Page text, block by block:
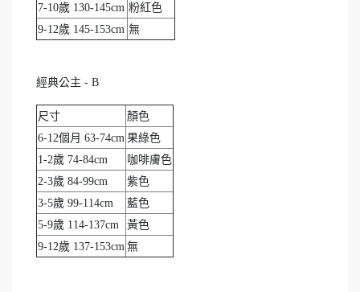
7-10歲 130-145cm 粉紅色
9-12歲 145-153cm 無
經典公主 - B
尺寸
顏色
6-12個月 63-74cm 果綠色
1-2歲 74-84cm
咖啡膚色
2-3歲 84-99cm
紫色
3-5歲 99-114cm
藍色
5-9歲 114-137cm
黃色
9-12歲 137-153cm 無